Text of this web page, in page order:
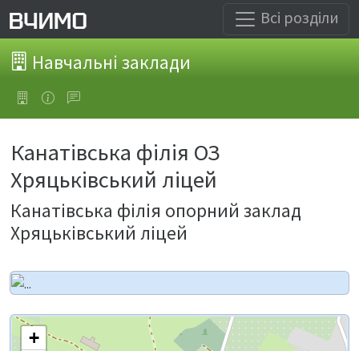
Всі розділи
Навчальні заклади
Канатівська філія ОЗ
Хряцьківський ліцей
Канатівська філія опорний заклад
Хряцьківський ліцей
+